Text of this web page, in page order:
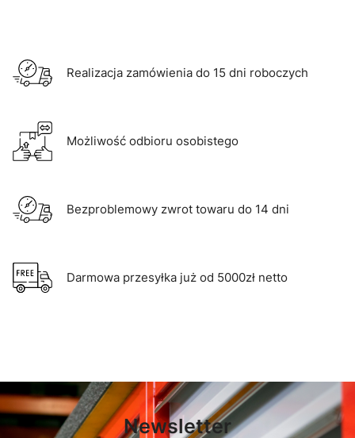
Realizacja zamówienia do 15 dni roboczych
Możliwość odbioru osobistego
Bezproblemowy zwrot towaru do 14 dni
Darmowa przesyłka już od 5000zł netto
Newsletter